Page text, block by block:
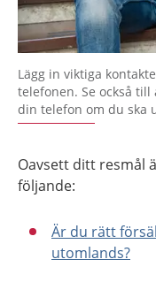
Lägg in viktiga
telefonen. Se också
din telefon om du ska
Oavsett ditt resmål
följande:
Är du rätt
utomlands?